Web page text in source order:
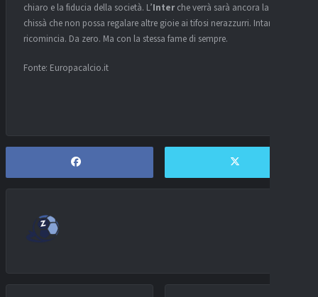
chiaro e la fiducia della società. L’Interche verrà sarà ancora la sua. E
chissà che non possa regalare altre gioie ai tifosi nerazzurri. Intanto, si
ricomincia. Da zero. Ma con la stessa fame di sempre.
Fonte: Europacalcio.it